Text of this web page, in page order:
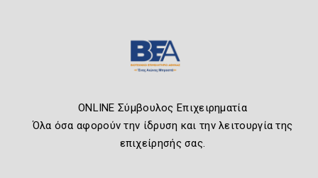
ONLINE Σύμβουλος Επιχειρηματία
Όλα όσα αφορούν την ίδρυση και την λειτουργία της
επιχείρησής σας.